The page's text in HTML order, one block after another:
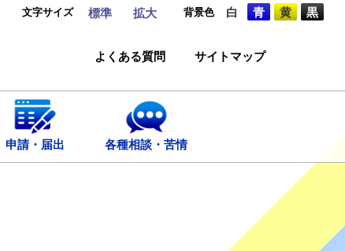
文字サイズ 標準 拡大 背景色 白 青 黄 黒
よくある質問 サイトマップ
申請・届出 各種相談・苦情